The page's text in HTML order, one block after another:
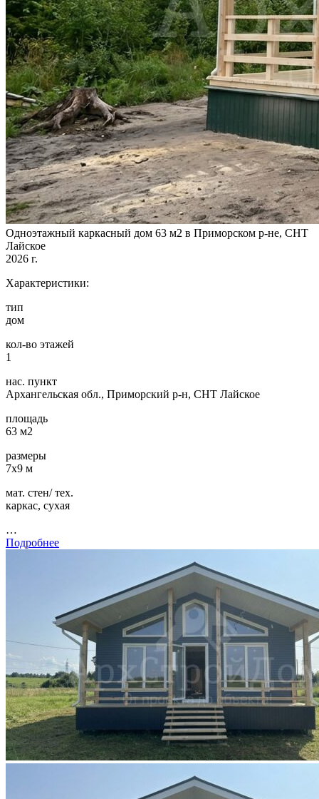
Одноэтажный каркасный дом 63 м2 в Приморском р-не, СНТ
Лайское
2026 г.
Характеристики:
тип
дом
кол-во этажей
1
нас. пункт
Архангельская обл., Приморский р-н, СНТ Лайское
площадь
63 м2
размеры
7х9 м
мат. стен/ тех.
каркас, сухая
…
Подробнее